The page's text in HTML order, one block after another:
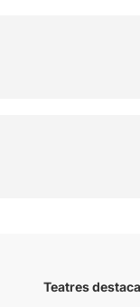
Teatres